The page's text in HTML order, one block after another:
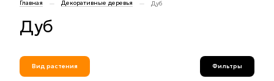
Главная — Декоративные деревья — Дуб
Дуб
Вид растения Фильтры